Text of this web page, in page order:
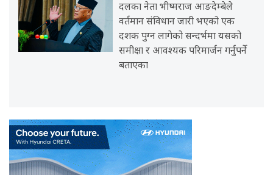
दलका नेता भीष्मराज आङदेम्बेले
वर्तमान संविधान जारी भएको एक
दशक पुग्न लागेको सन्दर्भमा यसको
समीक्षा र आवश्यक परिमार्जन गर्नुपर्ने
बताएका